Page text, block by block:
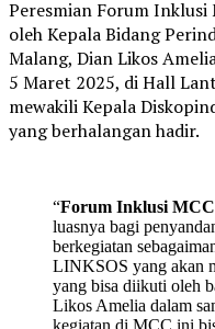
Peresmian Forum Inklusi
oleh Kepala Bidang
Malang, Dian Likos
5 Maret 2025, di Hall
mewakili Kepala
yang berhalangan hadir.
“Forum Inklusi MCC
luasnya bagi
berkegiatan
LINKSOS yang akan
yang bisa diikuti oleh
Likos Amelia dalam